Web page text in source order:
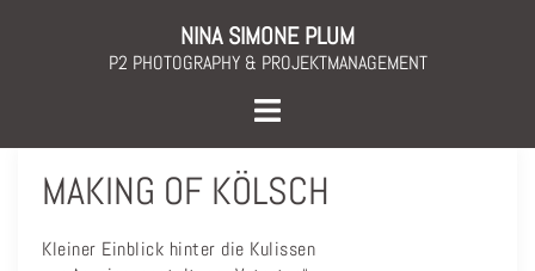
NINA SIMONE PLUM
P2 PHOTOGRAPHY & PROJEKTMANAGEMENT
Toggle
menu
MAKING OF KÖLSCH
Kleiner Einblick hinter die Kulissen